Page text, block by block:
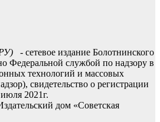
- сетевое издание Болотнинского
Федеральной службой по надзору в
технологий и массовых
свидетельство о регистрации
2021г.
дом «Советская